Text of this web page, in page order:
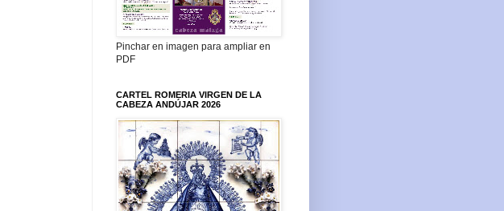
Pinchar en imagen para ampliar en
PDF
CARTEL ROMERIA VIRGEN DE LA
CABEZA ANDÚJAR 2026